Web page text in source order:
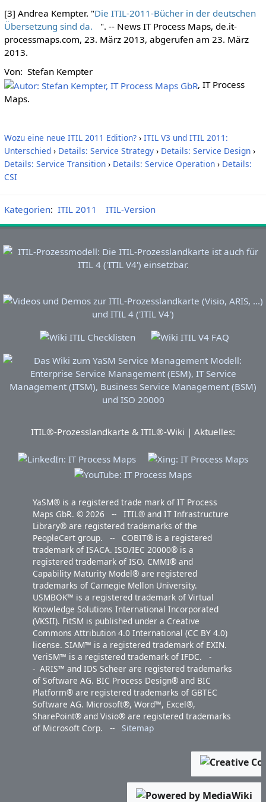
[3] Andrea Kempter. "Die ITIL-2011-Bücher in der deutschen
Übersetzung sind da.
". -- News IT Process Maps, de.it-
processmaps.com, 23. März 2013, abgerufen am 23. März
2013.
Von: Stefan Kempter
, IT Process
Maps.
Wozu eine neue ITIL 2011 Edition?› ITIL V3 und ITIL 2011:
Unterschied› Details: Service Strategy› Details: Service Design›
Details: Service Transition› Details: Service Operation› Details:
CSI
Kategorien: ITIL 2011 ITIL-Version
ITIL®-Prozesslandkarte & ITIL®-Wiki | Aktuelles:
YaSM® is a registered trade mark of IT Process
Maps GbR. © 2026 -- ITIL® and IT Infrastructure
Library® are registered trademarks of the
PeopleCert group. -- COBIT® is a registered
trademark of ISACA. ISO/IEC 20000® is a
registered trademark of ISO. CMMI® and
Capability Maturity Model® are registered
trademarks of Carnegie Mellon University.
USMBOK™ is a registered trademark of Virtual
Knowledge Solutions International Incorporated
(VKSII). FitSM is published under a Creative
Commons Attribution 4.0 International (CC BY 4.0)
license. SIAM™ is a registered trademark of EXIN.
VeriSM™ is a registered trademark of IFDC. -
- ARIS™ and IDS Scheer are registered trademarks
of Software AG. BIC Process Design® and BIC
Platform® are registered trademarks of GBTEC
Software AG. Microsoft®, Word™, Excel®,
SharePoint® and Visio® are registered trademarks
of Microsoft Corp. -- Sitemap